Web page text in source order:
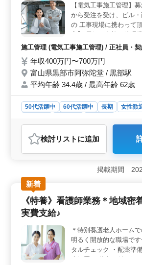
い環境を提供しています。また、平均
う中高年が活躍する環境であり、経験
流も期待できます。
【電気工事施工管理】
から受注を受け、ビル
の 工事現場に携わって
図の作成 ・工事の工程
者、是非ご応募ください
歓迎です。 【有資格者
事施工管理技士 ・2級電
施工管理 (電気工事施工管理) / 正社員・
年収400万円〜700万円
富山県黒部市阿弥陀堂 / 黒部駅
平均年齢 34.4歳 / 最高年齢 62歳
50代活躍中 60代活躍中 長期 女性歓
おすすめポイント
＜キャリアチャレンジの場＞ 経験者
資格によって年収は400～660万円と
かしながら、更なるキャリアの発展
＜地域社会への貢献＞ 建設業や電気
地域の発展に貢献できるのが魅力です
おける安心・快適な生活環境の構築
＜多様な雇用形態＞ 正社員・契約社
ど、多様な雇用形態を用意しています
検討リスト に追加
掲載期間
新着
《特養》看護師業務＊地域密
実費支給♪
＊特別養護老人ホーム
明るく開放的な職場で
タルチェック ・配薬準